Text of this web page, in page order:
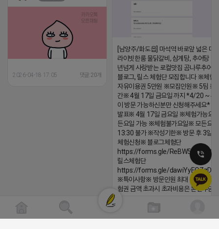
[남양주/화도읍] 마석역 바로앞 넓은 매
라이빗한룸 물닭갈비, 삼계탕, 추어탕 맛
년넘게 사랑받는 로컬맛집 곰나루추어
블로그, 릴스 체험단 모집합니다 ※체험
자유이용권 5만원 ※모집인원※ 5팀 ※
간※ 4월 17일 금요일 까지 *4/20 ~ 4/
이 방문 가능하신분만 신청해주세요* ※
발표※ 4월 17일 금요일 ※체험가능요
든요일 가능 ※체험불가요일※ 모든요
13:30 불가 ※작성기한※ 방문 후 3일
체험신청※ 블로그체험단
https://forms.gle/
릴스체험단
https://forms.gle/
※특이사항※ 방문인원 최대 4인 까지
험권 금액 초과시 초과비용은 본인부담
2026-04-18 17:12
2026-04-18 17:05 댓글:20개